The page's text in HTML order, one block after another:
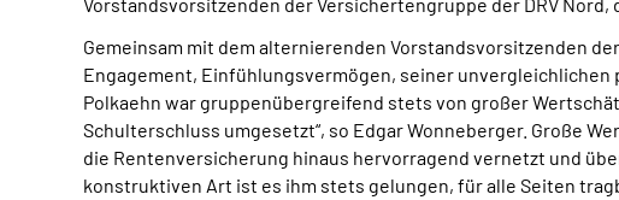
Gemeinsam mit dem alternierenden Vorstandsvorsitzenden
Engagement, Einfühlungsvermögen, seiner unvergleichlichen
Polkaehn war gruppenübergreifend stets von großer
Schulterschluss umgesetzt“, so Edgar Wonneberger. Große
die Rentenversicherung hinaus hervorragend vernetzt und
konstruktiven Art ist es ihm stets gelungen, für alle Seiten